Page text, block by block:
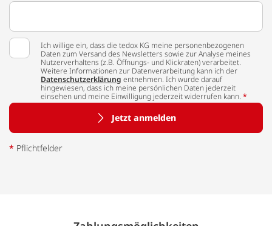
Ich willige ein, dass die tedox KG meine personenbezogenen
Daten zum Versand des Newsletters sowie zur Analyse meines
Nutzerverhaltens (z.B. Öffnungs- und Klickraten) verarbeitet.
Weitere Informationen zur Datenverarbeitung kann ich der
Datenschutzerklärung entnehmen. Ich wurde darauf
hingewiesen, dass ich meine persönlichen Daten jederzeit
einsehen und meine Einwilligung jederzeit widerrufen kann. *
Jetzt anmelden
* Pflichtfelder